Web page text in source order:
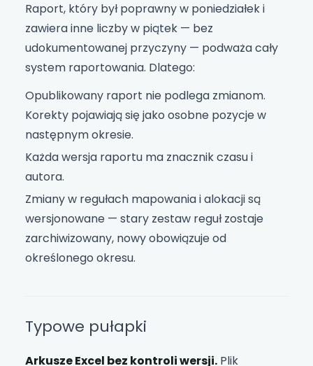
Raport, który był poprawny w poniedziałek i
zawiera inne liczby w piątek — bez
udokumentowanej przyczyny — podważa cały
system raportowania. Dlatego:
Opublikowany raport nie podlega zmianom.
Korekty pojawiają się jako osobne pozycje w
następnym okresie.
Każda wersja raportu ma znacznik czasu i
autora.
Zmiany w regułach mapowania i alokacji są
wersjonowane — stary zestaw reguł zostaje
zarchiwizowany, nowy obowiązuje od
określonego okresu.
Typowe pułapki
Arkusze Excel bez kontroli wersji. Plik